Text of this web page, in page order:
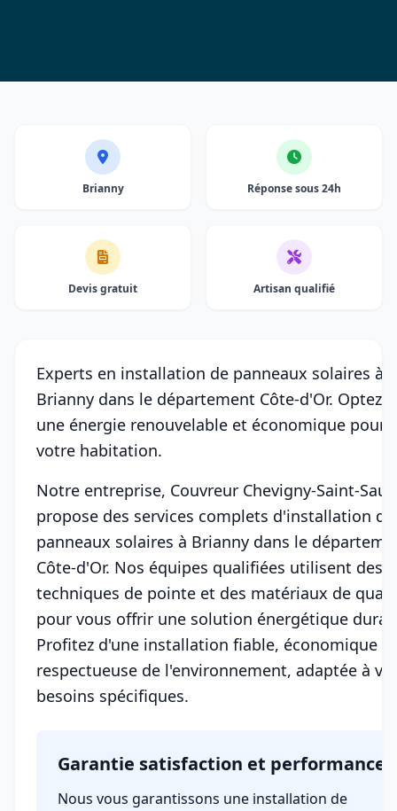
Brianny Réponse sous 24h
Devis gratuit Artisan qualifié
Experts en installation de panneaux solaires à
Brianny dans le département Côte-d'Or. Optez
une énergie renouvelable et économique pour
votre habitation.
Notre entreprise, Couvreur Chevigny-Saint-
propose des services complets d'installation de
panneaux solaires à Brianny dans le
Côte-d'Or. Nos équipes qualifiées utilisent des
techniques de pointe et des matériaux de
pour vous offrir une solution énergétique
Profitez d'une installation fiable, économique et
respectueuse de l'environnement, adaptée à
besoins spécifiques.
Garantie satisfaction et performance
Nous vous garantissons une installation de